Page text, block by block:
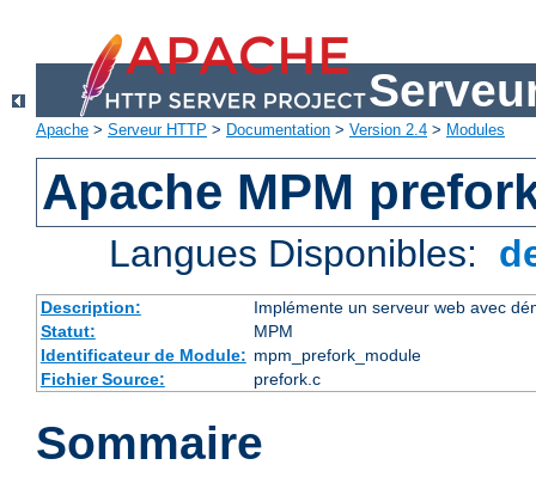
Apache > Serveur HTTP > Documentation > Version 2.4 > Modules
Apache MPM
Langues Disponibles:
Description:
Implémente un serveur web avec
Statut:
MPM
Identificateur de Module: mpm_prefork_module
Fichier Source:
prefork.c
Sommaire